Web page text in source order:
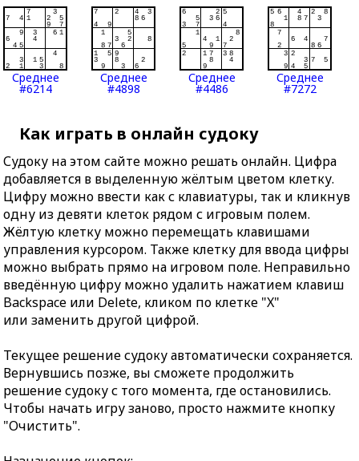
Среднее
#6214
Среднее
#4898
Среднее
#4486
Среднее
#7272
Как играть в онлайн судоку
Судоку на этом сайте можно решать онлайн. Цифра
добавляется в выделенную жёлтым цветом клетку.
Цифру можно ввести как с клавиатуры, так и кликнув
одну из девяти клеток рядом с игровым полем.
Жёлтую клетку можно перемещать клавишами
управления курсором. Также клетку для ввода цифры
можно выбрать прямо на игровом поле. Неправильно
введённую цифру можно удалить нажатием клавиш
Backspace или Delete, кликом по клетке "X"
или заменить другой цифрой.
Текущее решение судоку автоматически сохраняется.
Вернувшись позже, вы сможете продолжить
решение судоку с того момента, где остановились.
Чтобы начать игру заново, просто нажмите кнопку
"Очистить".